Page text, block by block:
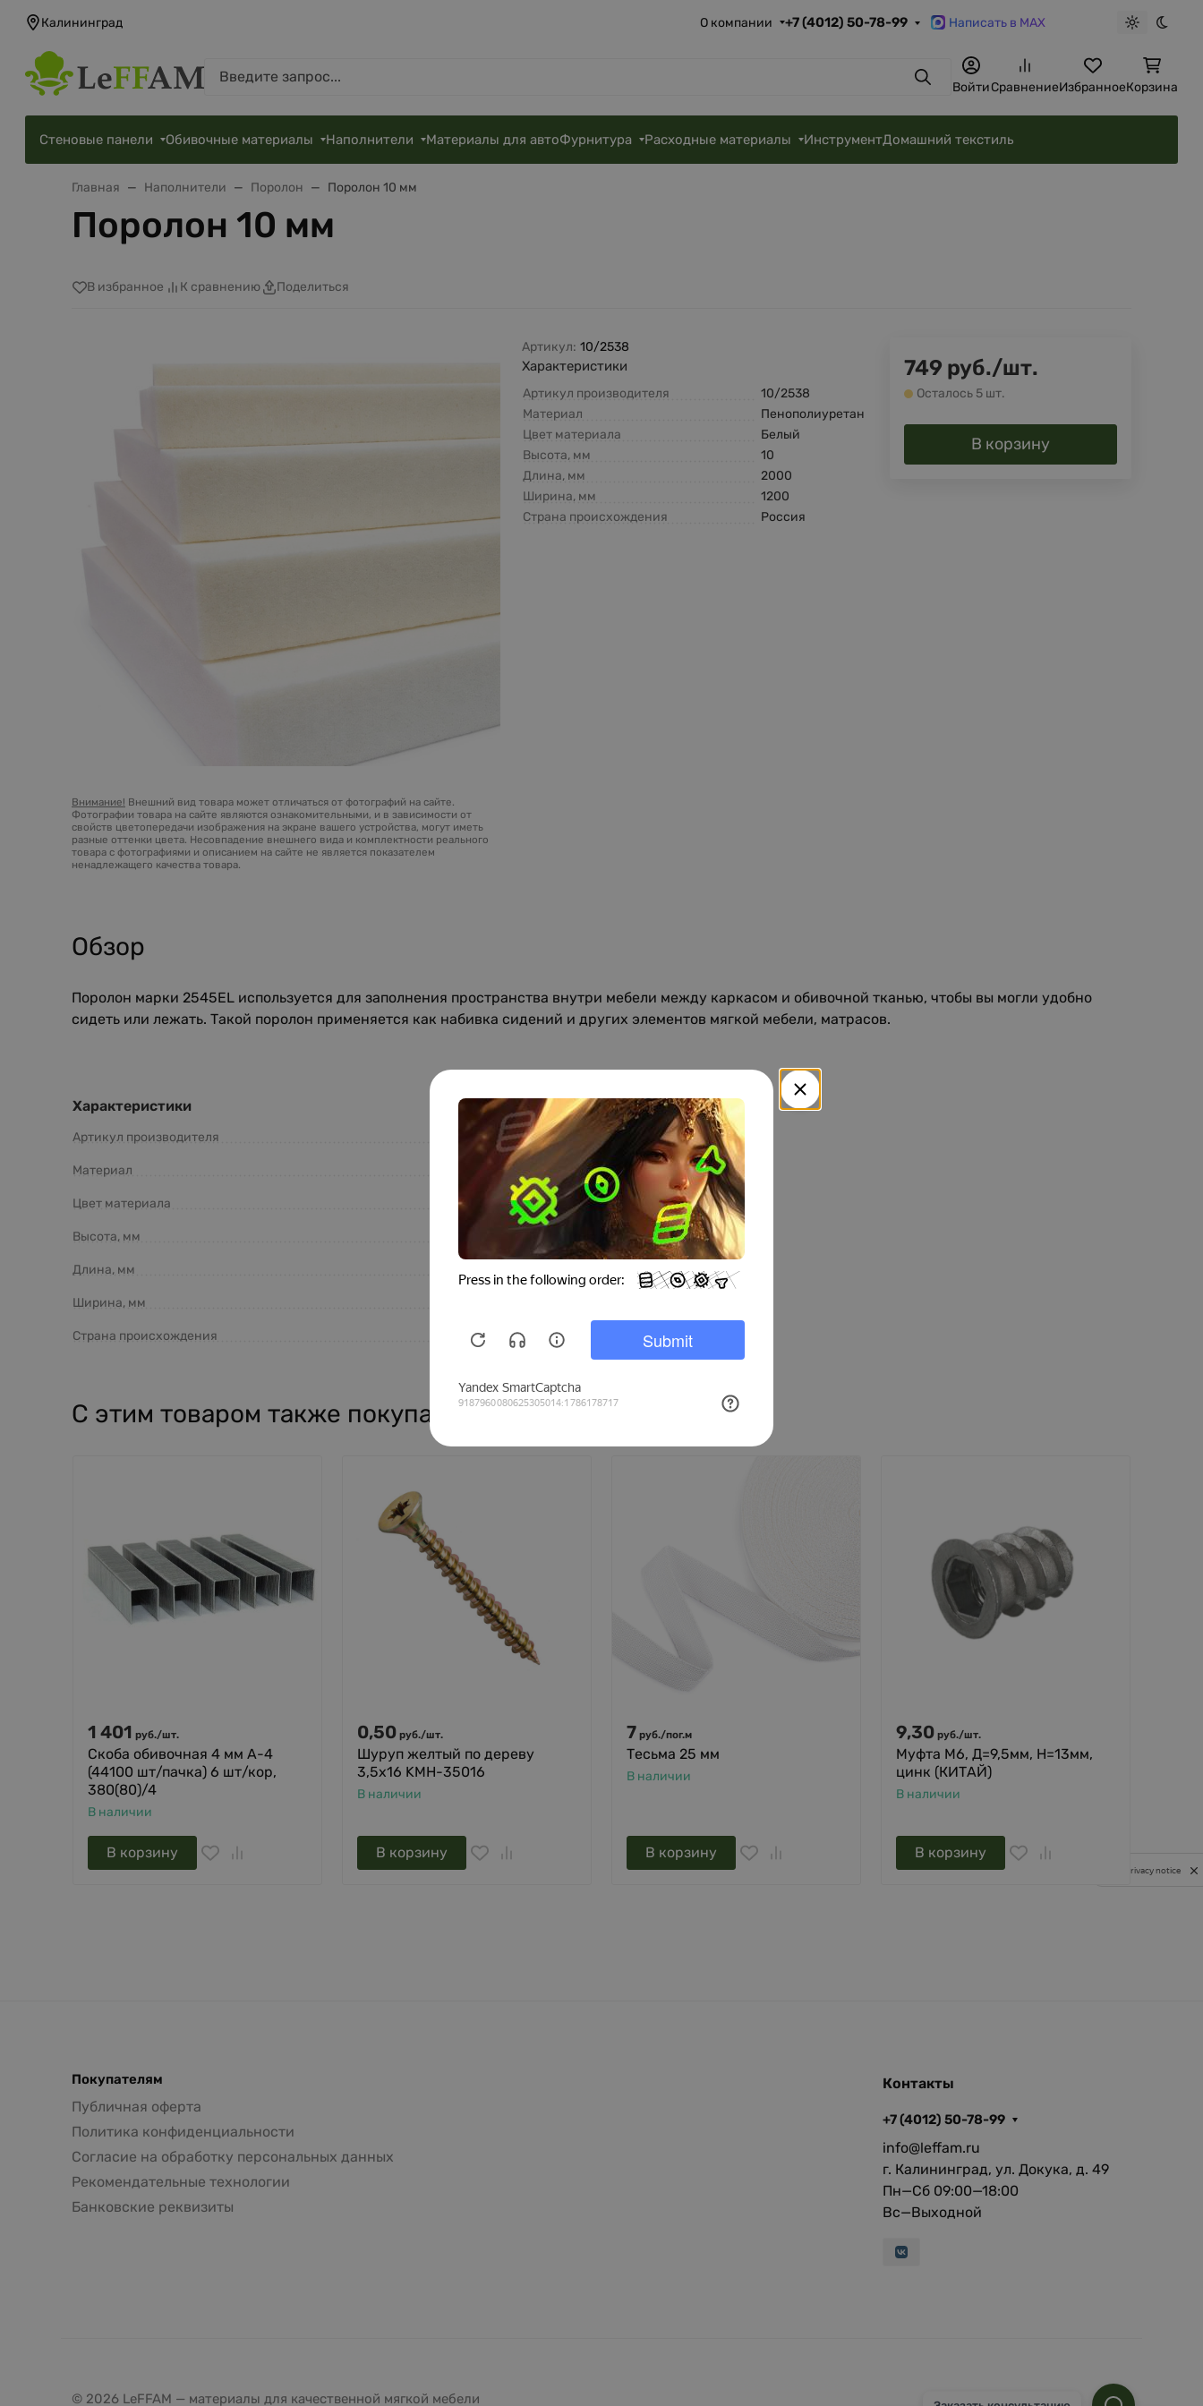
Калининград О компании +7 (4012) 50-78-99 Написать в MAX
Светлая
ПоискВойтиСравнениеИзбранноеКорзина
Стеновые панели Обивочные материалы Наполнители Материалы для автоФурнитура Расходные материалы ИнструментДомашний текстиль
Главная Наполнители Поролон Поролон 10 мм
Поролон 10 мм
В избранное К сравнению Поделиться
Внимание! Внешний вид товара может отличаться от фотографий на сайте.
Фотографии товара на сайте являются ознакомительными, и в зависимости от
свойств цветопередачи изображения на экране вашего устройства, могут иметь
разные оттенки цвета. Несовпадение внешнего вида и комплектности реального
товара с фотографиями и описанием на сайте не является показателем
ненадлежащего качества товара.
Артикул: 10/2538
Характеристики
Артикул производителя
10/2538
Материал
Пенополиуретан
Цвет материала
Белый
Высота, мм
10
Длина, мм
2000
Ширина, мм
1200
Страна происхождения
Россия
749 руб./шт.
Осталось 5 шт.
В корзину
Обзор
Поролон марки 2545EL используется для заполнения пространства внутри мебели между каркасом и обивочной тканью, чтобы вы могли удобно
сидеть или лежать. Такой поролон применяется как набивка сидений и других элементов мягкой мебели, матрасов.
Характеристики
Артикул производителя 10/2538
Материал Пенополиуретан
Цвет материала Белый
Высота, мм
Длина, мм
Ширина, мм
Страна происхождения Россия
С этим товаром также покупают
1 401 руб./шт.
Скоба обивочная 4 мм A-4
(44100 шт/пачка) 6 шт/кор,
380(80)/4
В наличии
В корзину
0,50 руб./шт.
Шуруп желтый по дереву
3,5х16 KMH-35016
В наличии
В корзину
7 руб./пог.м
Тесьма 25 мм
В наличии
В корзину
9,30 руб./шт.
Муфта М6, Д=9,5мм, Н=13мм,
цинк (КИТАЙ)
В наличии
В корзину
Покупателям
Публичная оферта
Политика конфиденциальности
Согласие на обработку персональных данных
Рекомендательные технологии
Банковские реквизиты
Контакты
+7 (4012) 50-78-99
info@leffam.ru
г. Калининград, ул. Докука, д. 49
Пн—Сб 09:00—18:00
Вс—Выходной
© 2026 LeFFAM — материалы для качественной мягкой мебели
Privacy notice